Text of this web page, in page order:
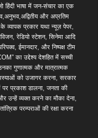
हिंदी भाषा में जन-संचार का एक
और अप्रतिम
के व्यापक प्रकार यथा न्यूज़ पेपर,
रेडियो स्टेशन, सिनेमा आदि
ईमानदार, और निष्पक्ष टीम
का उद्देश्य देशहित में सच्ची
गुणात्मक और मात्रात्मक
को उजागर करना, सरकार
प्रकाश डालना, जनता की
उन्हें व्यक्त करने का मौका देना,
परम्पराओं की रक्षा करना